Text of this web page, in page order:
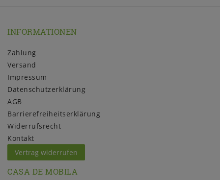
INFORMATIONEN
Zahlung
Versand
Impressum
Daten­schutz­erklärung
AGB
Barrierefreiheitserklärung
Widerrufs­recht
Kontakt
Vertrag widerrufen
CASA DE MOBILA